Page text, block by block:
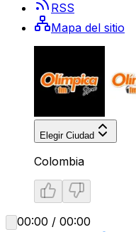
RSS
Mapa del sitio
Elegir Ciudad
Colombia
00:00 / 00:00